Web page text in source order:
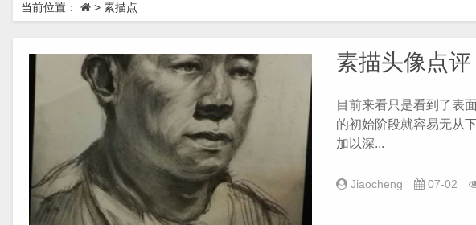
当前位置： > 素描点
素描头像点
目前来看只是看到了表
的初始阶段就容易无从
加以深...
Jiaocheng 07-02